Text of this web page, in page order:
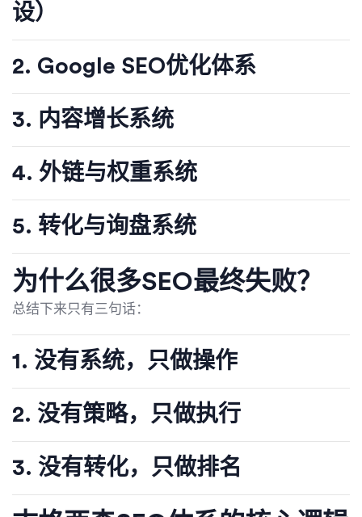
设）
2. Google SEO优化体系
3. 内容增长系统
4. 外链与权重系统
5. 转化与询盘系统
为什么很多SEO最终失败？
总结下来只有三句话：
1. 没有系统，只做操作
2. 没有策略，只做执行
3. 没有转化，只做排名